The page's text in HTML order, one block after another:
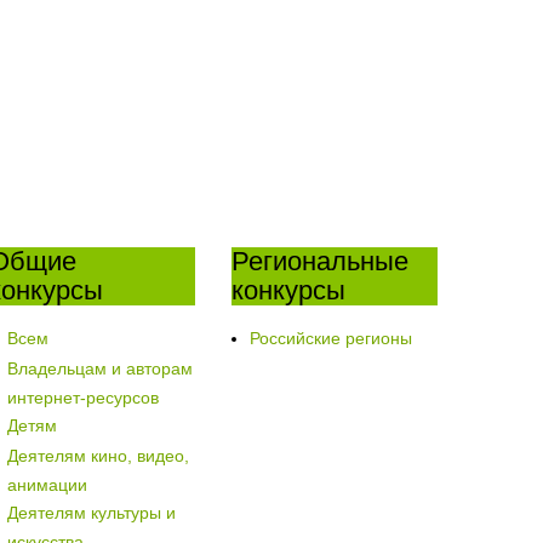
Всем
Владельцам и авторам
интернет-ресурсов
Детям
Деятелям кино, видео,
анимации
Деятелям культуры и
Региональные
конкурсы
Российские регионы